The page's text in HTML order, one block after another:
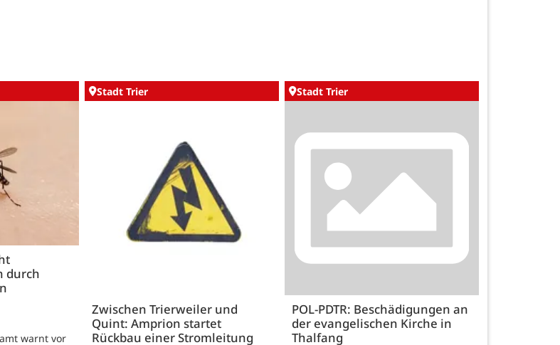
durch
warnt vor
Stadt Trier
Zwischen Trierweiler und
Quint: Amprion startet
Rückbau einer Stromleitung
Stadt Trier
POL-PDTR: Beschädigungen an
der evangelischen Kirche in
Thalfang